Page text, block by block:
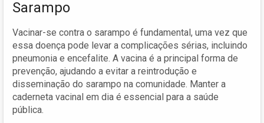
Sarampo
Vacinar-se contra o sarampo é fundamental, uma vez que
essa doença pode levar a complicações sérias, incluindo
pneumonia e encefalite. A vacina é a principal forma de
prevenção, ajudando a evitar a reintrodução e
disseminação do sarampo na comunidade. Manter a
caderneta vacinal em dia é essencial para a saúde
pública.